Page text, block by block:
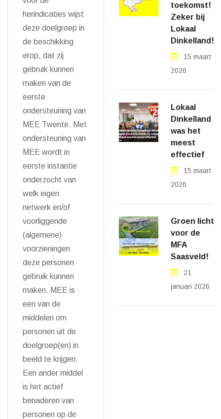
herindicaties wijst
deze doelgroep in
de beschikking
erop, dat zij
gebruik kunnen
maken van de
eerste
ondersteuning van
MEE Twente. Met
ondersteuning van
MEE wordt in
eerste instantie
onderzocht van
welk eigen
netwerk en/of
voorliggende
(algemene)
voorzieningen
deze personen
gebruik kunnen
maken. MEE is
een van de
middelen om
personen uit de
doelgroep(en) in
beeld te krijgen.
Een ander middel
is het actief
benaderen van
personen op de
toekomst!
Zeker bij
Lokaal
Dinkelland!
15 maart
2026
Lokaal
Dinkelland
was het
meest
effectief
15 maart
2026
Groen licht
voor de
MFA
Saasveld!
21
januari 2026